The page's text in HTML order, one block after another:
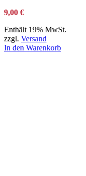
9,00 €
Enthält 19% MwSt.
zzgl. Versand
In den Warenkorb